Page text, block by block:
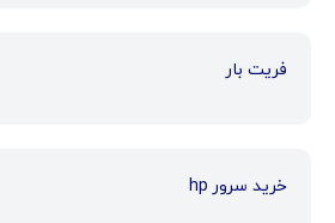
فریت بار
خرید سرور hp